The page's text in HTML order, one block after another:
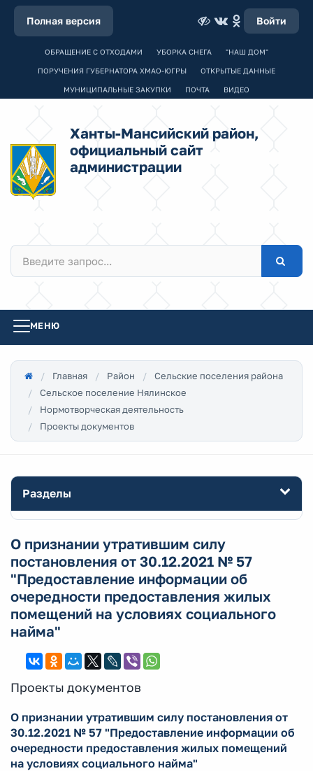
Полная версия Войти
ОБРАЩЕНИЕ С ОТХОДАМИ УБОРКА СНЕГА "НАШ ДОМ"
ПОРУЧЕНИЯ ГУБЕРНАТОРА ХМАО-ЮГРЫ ОТКРЫТЫЕ ДАННЫЕ
МУНИЦИПАЛЬНЫЕ ЗАКУПКИ ПОЧТА ВИДЕО
Ханты-Мансийский район,
официальный сайт
администрации
МЕНЮ
Главная Район
Сельские поселения района
Сельское поселение Нялинское
Нормотворческая деятельность
Проекты документов
Разделы
О признании утратившим силу
постановления от 30.12.2021 № 57
"Предоставление информации об
очередности предоставления жилых
помещений на условиях социального
найма"
Проекты документов
О признании утратившим силу постановления от
30.12.2021 № 57 "Предоставление информации об
очередности предоставления жилых помещений
на условиях социального найма"